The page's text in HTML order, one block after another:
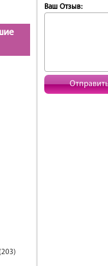
Ваш Отзыв: